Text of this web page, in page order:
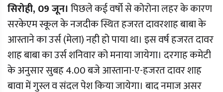
सिरोही, 09 जून। पिछले कई वर्षो से कोरोना लहर के कारण
सरकेएम स्कूल के नजदीक स्थित हजरत दावरशाह बाबा के
आस्ताने का उर्स (मेला) नही हो पाया था। इस वर्ष हजरत दावर
शाह बाबा का उर्स शनिवार को मनाया जायेगा। दरगाह कमेटी
के अनुसार सुबह 4.00 बजे आस्ताना-ए-हजरत दावर शाह
बावा में गुस्ल व संदल पेश किया जायेगा। बाद नमाज असर